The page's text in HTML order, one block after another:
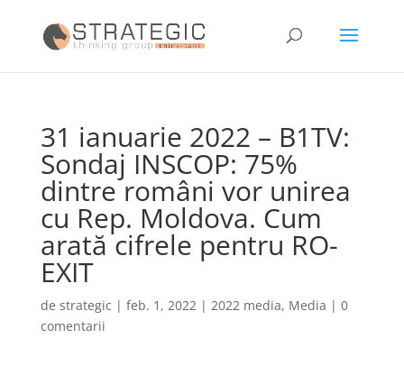
31 ianuarie 2022 – B1TV:
Sondaj INSCOP: 75%
dintre români vor unirea
cu Rep. Moldova. Cum
arată cifrele pentru RO-
EXIT
de strategic | feb. 1, 2022| 2022 media, Media | 0
comentarii